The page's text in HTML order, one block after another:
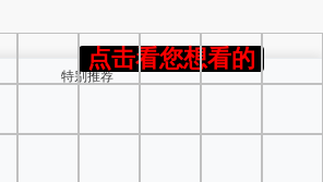
点击看您想看的